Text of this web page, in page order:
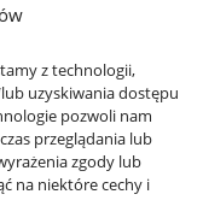
z technologii,
uzyskiwania dostępu
pozwoli nam
przeglądania lub
zgody lub
na niektóre cechy i